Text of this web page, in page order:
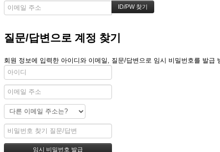
질문/답변으로 계정 찾기
회원 정보에 입력한 아이디와 이메일, 질문/답변으로 임시 비밀번호를 발급